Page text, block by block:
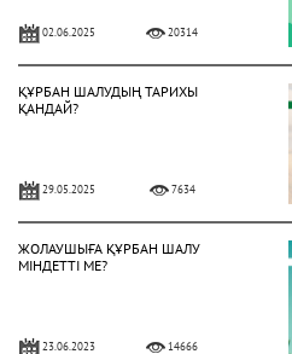
02.06.2025 20314
ҚҰРБАН ШАЛУДЫҢ ТАРИХЫ
ҚАНДАЙ?
29.05.2025 7634
ЖОЛАУШЫҒА ҚҰРБАН ШАЛУ
МІНДЕТТІ МЕ?
23.06.2023 14666